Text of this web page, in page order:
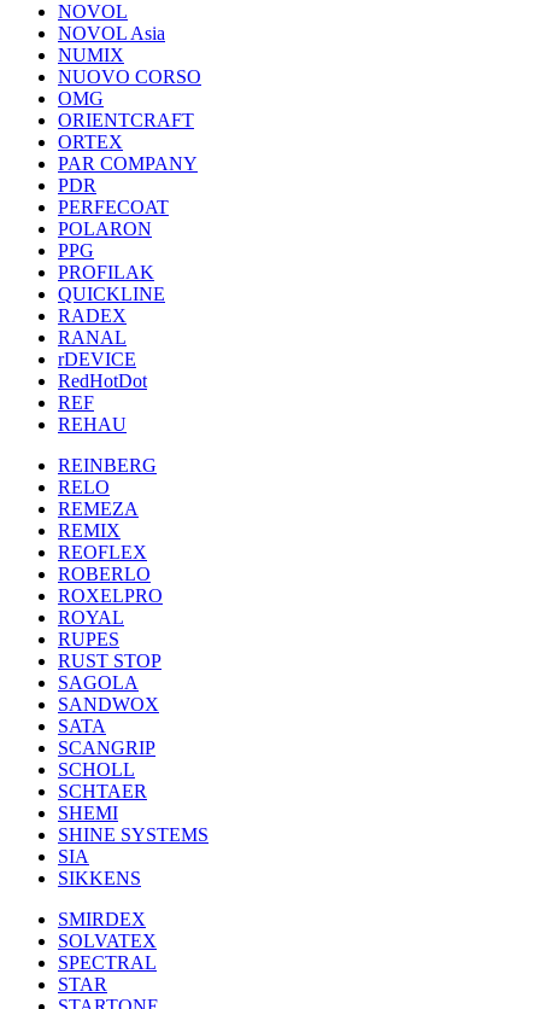
NOVOL
NOVOL Asia
NUMIX
NUOVO CORSO
OMG
ORIENTCRAFT
ORTEX
PAR COMPANY
PDR
PERFECOAT
POLARON
PPG
PROFILAK
QUICKLINE
RADEX
RANAL
rDEVICE
RedHotDot
REF
REHAU
REINBERG
RELO
REMEZA
REMIX
REOFLEX
ROBERLO
ROXELPRO
ROYAL
RUPES
RUST STOP
SAGOLA
SANDWOX
SATA
SCANGRIP
SCHOLL
SCHTAER
SHEMI
SHINE SYSTEMS
SIA
SIKKENS
SMIRDEX
SOLVATEX
SPECTRAL
STAR